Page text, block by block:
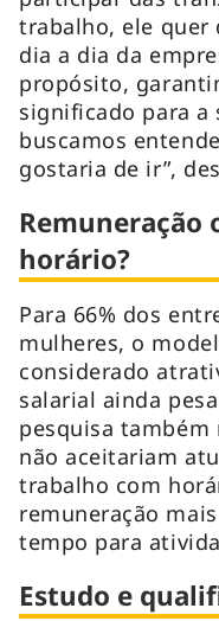
trabalho, ele quer
dia a dia da
propósito,
significado para a
buscamos
gostaria de ir”,
Remuneração
horário?
Para 66% dos
mulheres, o
considerado
salarial ainda
pesquisa também
não aceitariam
trabalho com
remuneração
tempo para
Estudo e